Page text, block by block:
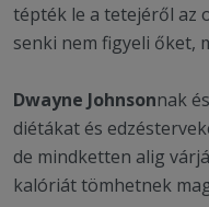
tépték le a tetejéről az
senki nem figyeli őket,
Dwayne Johnsonnak és
diétákat és
de mindketten alig
kalóriát tömhetnek